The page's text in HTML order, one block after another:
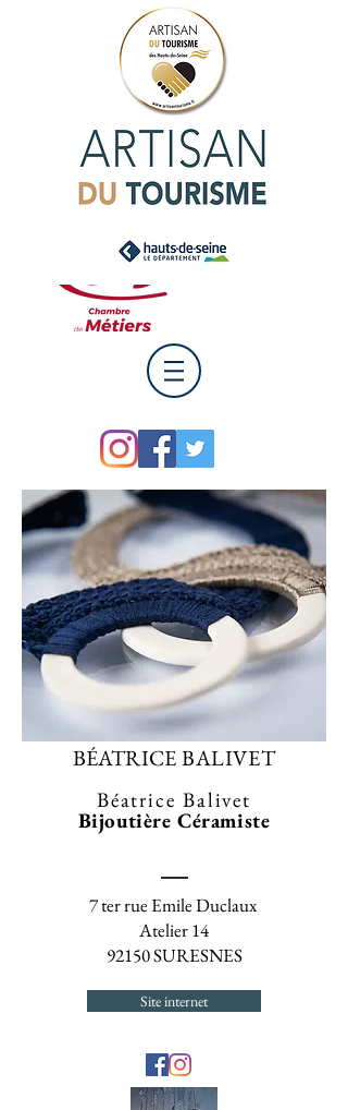
BÉATRICEBALIVET
Béatrice Balivet
Bijoutière Céramiste
7 ter rue Emile Duclaux
Atelier 14
92150 SURESNES
Site internet